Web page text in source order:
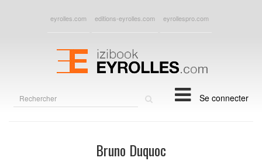
eyrolles.com editions-eyrolles.com eyrollespro.com
Se connecter
Bruno Duquoc